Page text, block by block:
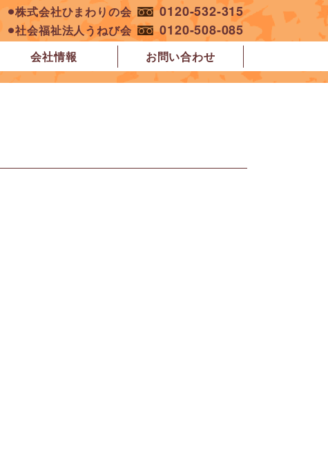
⚫︎株式会社ひまわりの会 0120-532-315
⚫︎社会福祉法人うねび会 0120-508-085
会社情報 お問い合わせ